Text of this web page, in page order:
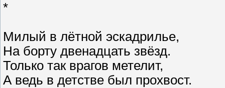
*
Милый в лётной эскадрилье,
На борту двенадцать звёзд.
Только так врагов метелит,
А ведь в детстве был прохвост.